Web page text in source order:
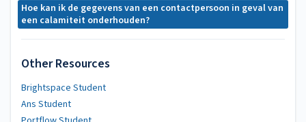
Hoe kan ik de gegevens van een contactpersoon in geval van
een calamiteit onderhouden?
Other Resources
Brightspace Student
Ans Student